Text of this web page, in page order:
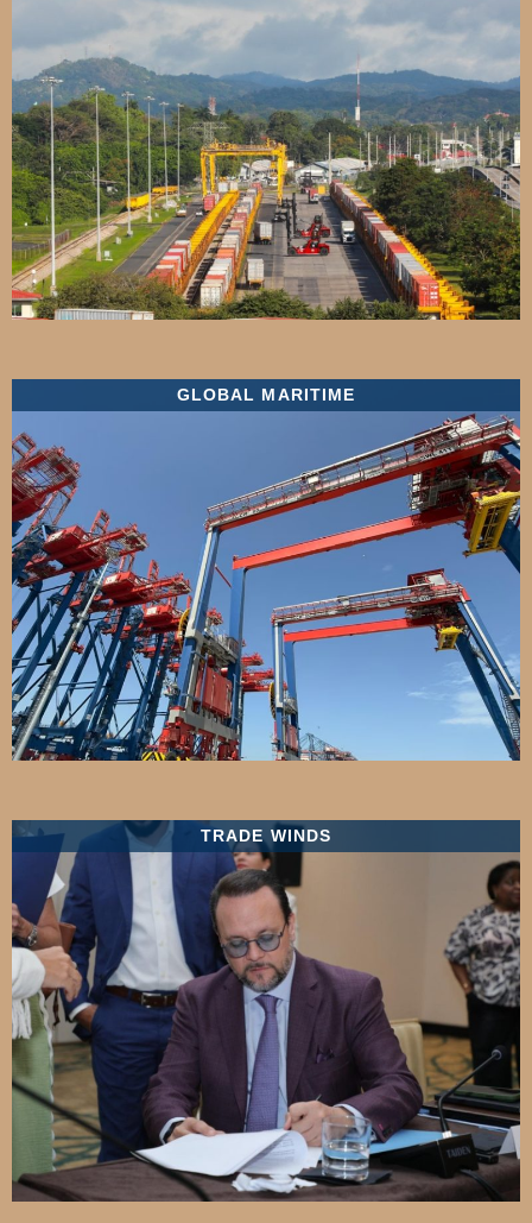
GLOBAL MARITIME
TRADE WINDS